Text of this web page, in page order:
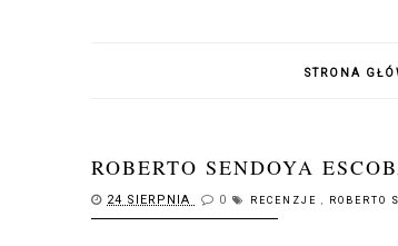
STRONA
ROBERTO SENDOYA
24 SIERPNIA 0 RECENZJE ROBERTO